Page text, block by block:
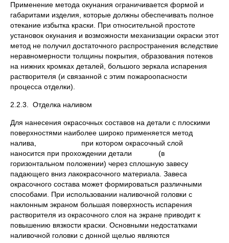
Применение метода окунания ограничивается формой и
габаритами изделия, которые должны обеспечивать полное
отекание избытка краски. При относительной простоте
установок окунания и возможности механизации окраски этот
метод не получил достаточного распространения вследствие
неравномерности толщины покрытия, образования потеков
на нижних кромках деталей, большого зеркала испарения
растворителя (и связанной с этим пожароопасности
процесса отделки).
2.2.3. Отделка наливом
Для нанесения окрасочных составов на детали с плоскими
поверхностями наиболее широко применяется метод
налива, при котором окрасочный слой
наносится при прохождении детали (в
горизонтальном положении) через сплошную завесу
падающего вниз лакокрасочного материала. Завеса
окрасочного состава может формироваться различными
способами. При использовании наливочной головки с
наклонным экраном большая поверхность испарения
растворителя из окрасочного слоя на экране приводит к
повышению вязкости краски. Основными недостатками
наливочной головки с донной щелью являются